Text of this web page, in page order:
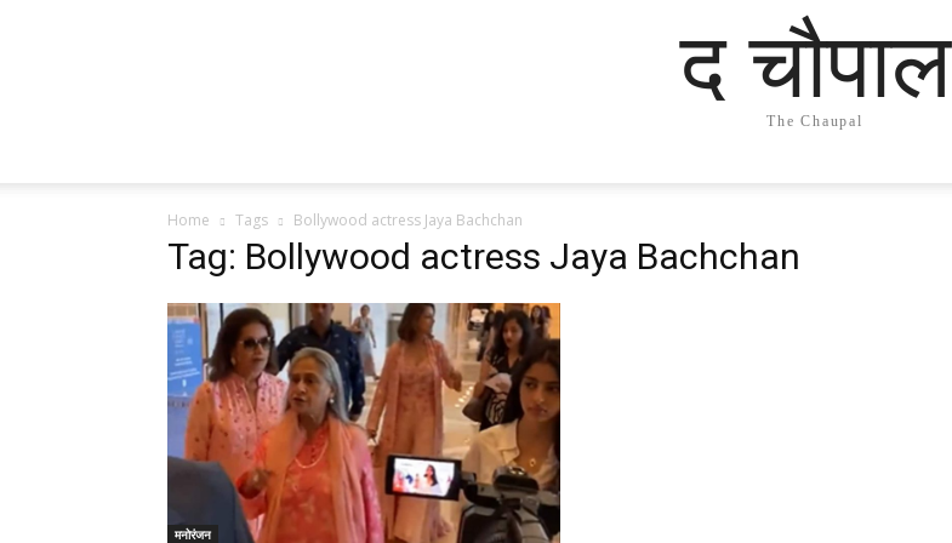
द चौपाल
The Chaupal
Home Tags Bollywood actress Jaya Bachchan
Tag: Bollywood actress Jaya Bachchan
मनोरंजन